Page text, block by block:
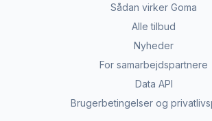
Sådan virker Goma
Alle tilbud
Nyheder
For samarbejdspartnere
Data API
Brugerbetingelser og